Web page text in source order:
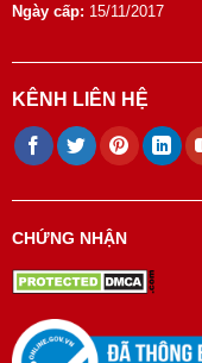
Ngày cấp: 15/11/2017
KÊNH LIÊN HỆ
CHỨNG NHẬN